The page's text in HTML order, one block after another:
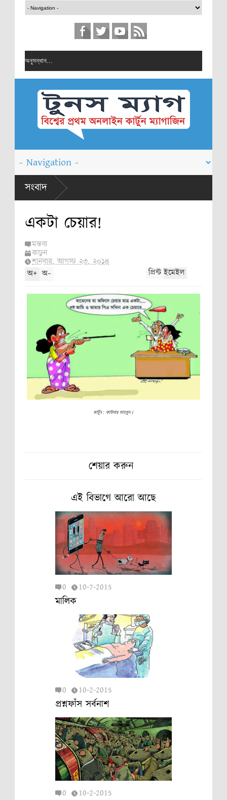
সংবাদ
চিত্রাঙ্কন
নরওয়ে,
একটা চেয়ার!
মন্তব্য
কার্টুন
শনিবার, আগস্ট ২৩, ২০১৪
অ+ অ- ইমেইল
প্রিন্ট
কার্টুন : কাউসার মাহমুদ।
শেয়ার করুন
এই বিভাগে আরো আছে
0 10-7-2015
মালিক
0 10-2-2015
প্রশ্নফাঁস সর্বনাশ
0 10-2-2015